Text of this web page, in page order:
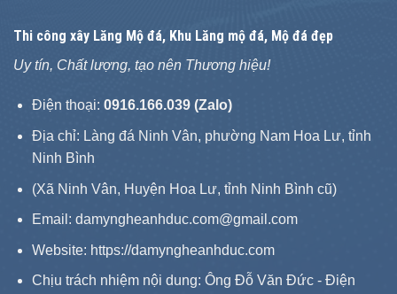
Thi công xây Lăng Mộ đá, Khu Lăng mộ đá, Mộ đá đẹp
Uy tín, Chất lượng, tạo nên Thương hiệu!
Điện thoại: 0916.166.039 (Zalo)
Địa chỉ: Làng đá Ninh Vân, phường Nam Hoa Lư, tỉnh
Ninh Bình
(Xã Ninh Vân, Huyện Hoa Lư, tỉnh Ninh Bình cũ)
Email: damyngheanhduc.com@gmail.com
Website: https://damyngheanhduc.com
Chịu trách nhiệm nội dung: Ông Đỗ Văn Đức - Điện